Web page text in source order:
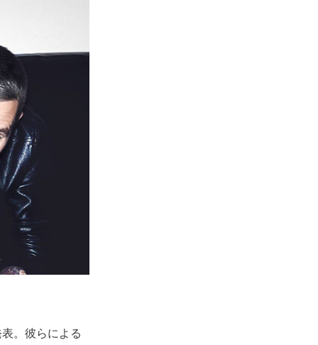
。彼らによる